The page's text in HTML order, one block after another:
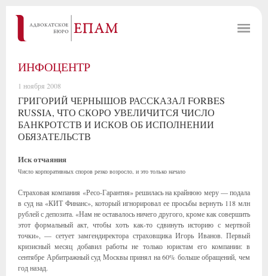
ИНФОЦЕНТР
1 ноября 2008
ГРИГОРИЙ ЧЕРНЫШОВ РАССКАЗАЛ FORBES
RUSSIA, ЧТО СКОРО УВЕЛИЧИТСЯ ЧИСЛО
БАНКРОТСТВ И ИСКОВ ОБ ИСПОЛНЕНИИ
ОБЯЗАТЕЛЬСТВ
Иск отчаяния
Число корпоративных споров резко возросло, и это только начало
Страховая компания «Ресо-Гарантия» решилась на крайнюю меру — подала
в суд на «КИТ Финанс», который игнорировал ее просьбы вернуть 118 млн
рублей с депозита. «Нам не оставалось ничего другого, кроме как совершить
этот формальный акт, чтобы хоть как-то сдвинуть историю с мертвой
точки», — сетует замгендиректора страховщика Игорь Иванов. Первый
кризисный месяц добавил работы не только юристам его компании: в
сентябре Арбитражный суд Москвы принял на 60% больше обращений, чем
год назад.